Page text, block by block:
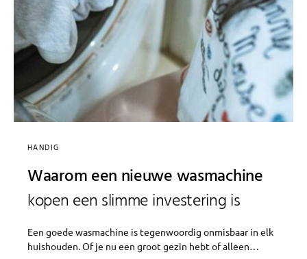
HANDIG
Waarom een nieuwe wasmachine
kopen een slimme investering is
Een goede wasmachine is tegenwoordig onmisbaar in elk
huishouden. Of je nu een groot gezin hebt of alleen…